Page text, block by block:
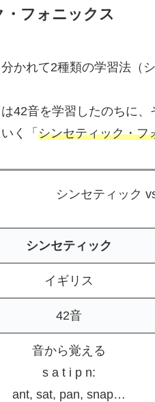
フォニックス
かれて2種類の学習法（
42音を学習したのちに
く「 シンセティック・フ
シンセティック
シンセティック
イギリス
42音
音から覚える
s a t i p n:
ant, sat, pan, snap…